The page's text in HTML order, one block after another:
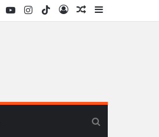
Rastgele
Giriş
TikTok
Instagram
YouTube
LinkedIn